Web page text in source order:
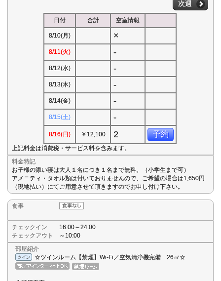
次週
日付 合計 空室情報
8/10(月) ×
8/11(火) -
8/12(水) -
8/13(木) -
8/14(金) -
8/15(土) -
8/16(日) ￥12,100 2 予約
上記料金は消費税・サービス料を含みます。
料金特記
お子様の添い寝は大人１名につき１名まで無料。（小学生まで可）
アメニティ・タオル類は付いておりませんので、ご希望の場合は1,650円
（現地払い）にてご用意させて頂きますのでお申し付け下さい。
食事
チェックイン
16:00～24:00
チェックアウト
～10:00
部屋紹介
☆ツインルーム【禁煙】Wi-Fi／空気清浄機完備 26㎡☆